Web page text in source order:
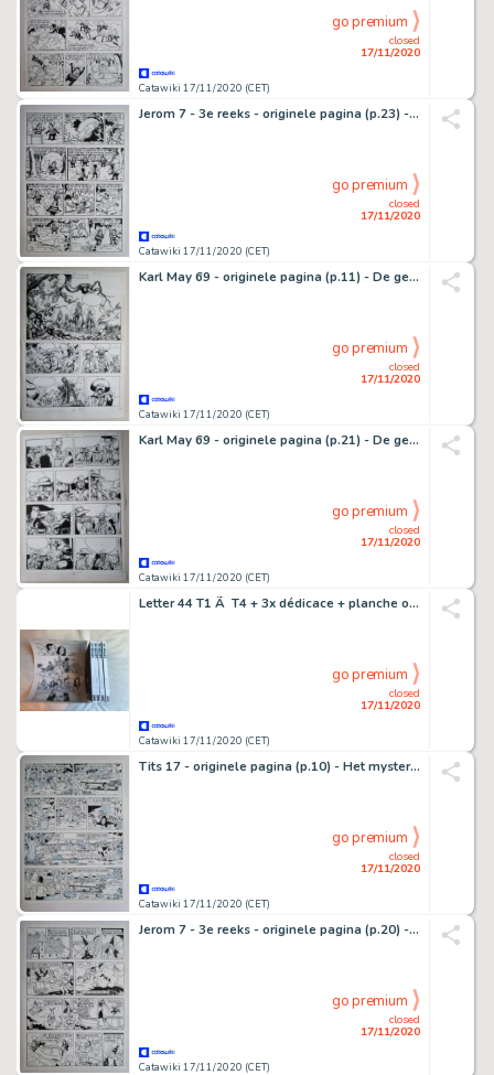
Catawiki 17/11/2020 (CET)
closed
17/11/2020
go premium
Jerom 7 - 3e reeks - originele pagina (p.23) - De elfenplaneet - (1983)
Catawiki 17/11/2020 (CET)
closed
17/11/2020
go premium
Karl May 69 - originele pagina (p.11) - De getuige - (1981)
Catawiki 17/11/2020 (CET)
closed
17/11/2020
go premium
Karl May 69 - originele pagina (p.21) - De getuige - (1981)
Catawiki 17/11/2020 (CET)
closed
17/11/2020
go premium
Letter 44 T1 Ã T4 + 3x dédicace + planche originale - 4x C - First edition - (2015/2016)
Catawiki 17/11/2020 (CET)
closed
17/11/2020
go premium
Tits 17 - originele pagina (p.10) - Het mysterieuze parelsnoer - (1982)
Catawiki 17/11/2020 (CET)
closed
17/11/2020
go premium
Jerom 7 - 3e reeks - originele pagina (p.20) - De elfenplaneet - (1983)
Catawiki 17/11/2020 (CET)
closed
17/11/2020
go premium